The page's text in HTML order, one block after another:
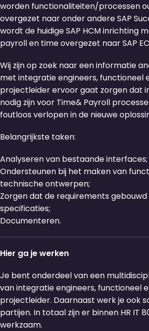
worden functionaliteiten/processen
overgezet naar onder andere SAP
wordt de huidige SAP HCM inrichting
payroll en time overgezet naar SAP
Wij zijn op zoek naar een informatie
met integratie engineers, functioneel
projectleider ervoor gaat zorgen dat
nodig zijn voor Time& Payroll
foutloos verlopen in de nieuwe
Belangrijkste taken:
Analyseren van bestaande interfaces;
Ondersteunen bij het maken van
technische ontwerpen;
Zorgen dat de requirements
specificaties;
Documenteren.
Hier ga je werken
Je bent onderdeel van een
van integratie engineers, functioneel
projectleider. Daarnaast werk je ook
partijen. In totaal zijn er binnen HR IT
werkzaam.